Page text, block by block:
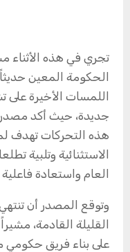
تجري في هذه الأثناء
الحكومة المعين
اللمسات الأخيرة
جديدة، حيث أكد
هذه التحركات تهدف
الاستثنائية وتلبية
العام واستعادة
وتوقع المصدر أن
القليلة القادمة،
على بناء فريق